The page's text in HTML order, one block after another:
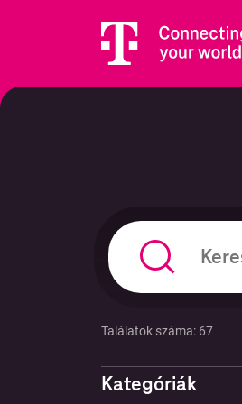
Találatok száma: 67
Kategóriák